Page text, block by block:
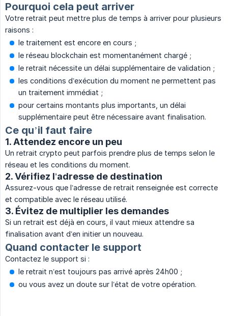
Pourquoi cela peut arriver
Votre retrait peut mettre plus de temps à arriver pour plusieurs
raisons :
le traitement est encore en cours ;
le réseau blockchain est momentanément chargé ;
le retrait nécessite un délai supplémentaire de validation ;
les conditions d’exécution du moment ne permettent pas
un traitement immédiat ;
pour certains montants plus importants, un délai
supplémentaire peut être nécessaire avant finalisation.
Ce qu’il faut faire
1. Attendez encore un peu
Un retrait crypto peut parfois prendre plus de temps selon le
réseau et les conditions du moment.
2. Vérifiez l’adresse de destination
Assurez-vous que l’adresse de retrait renseignée est correcte
et compatible avec le réseau utilisé.
3. Évitez de multiplier les demandes
Si un retrait est déjà en cours, il vaut mieux attendre sa
finalisation avant d’en initier un nouveau.
Quand contacter le support
Contactez le support si :
le retrait n’est toujours pas arrivé après 24h00 ;
ou vous avez un doute sur l’état de votre opération.